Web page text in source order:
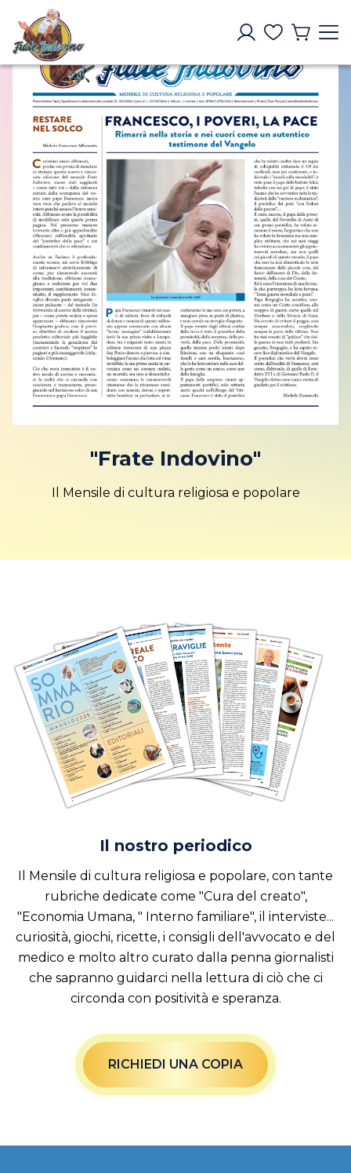
"Frate Indovino"
Il Mensile di cultura religiosa e popolare
Il nostro periodico
Il Mensile di cultura religiosa e popolare, con tante
rubriche dedicate come "Cura del creato",
"Economia Umana, " Interno familiare", il interviste...
curiosità, giochi, ricette, i consigli dell'avvocato e del
medico e molto altro curato dalla penna giornalisti
che sapranno guidarci nella lettura di ciò che ci
circonda con positività e speranza.
RICHIEDI UNA COPIA